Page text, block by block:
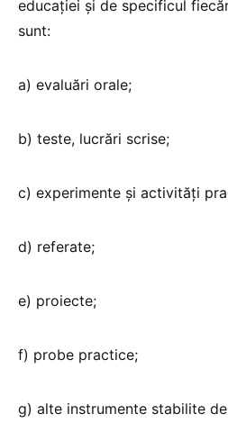
educației şi de specificul
sunt:
a) evaluări orale;
b) teste, lucrări scrise;
c) experimente şi activităţi
d) referate;
e) proiecte;
f) probe practice;
g) alte instrumente stabilite